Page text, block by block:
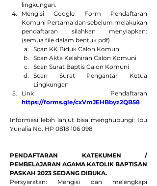
lingkungan.
Mengisi Google Form Pendaftaran
Komuni Pertama dan sebelum melakukan
pendaftaran silahkan menyiapkan:
(semua file dalam bentuk pdf)
Scan KK Biduk Calon Komuni
Scan Akta Kelahiran Calon Komuni
Scan Surat Baptis Calon Komuni
Scan Surat Pengantar Ketua
Lingkungan
https://forms.gle/cxVmJEHBbyz2QB58
Informasi lebih lanjut bisa menghubungi: Ibu
Yunalia No. HP 0818 106 098
PENDAFTARAN KATEKUMEN /
PEMBELAJARAN AGAMA KATOLIK BAPTISAN
PASKAH 2023 SEDANG DIBUKA.
Persyaratan: Mengisi dan melengkapi